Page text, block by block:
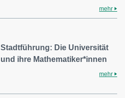
mehr
Stadtführung: Die Universität
und ihre Mathematiker*innen
mehr